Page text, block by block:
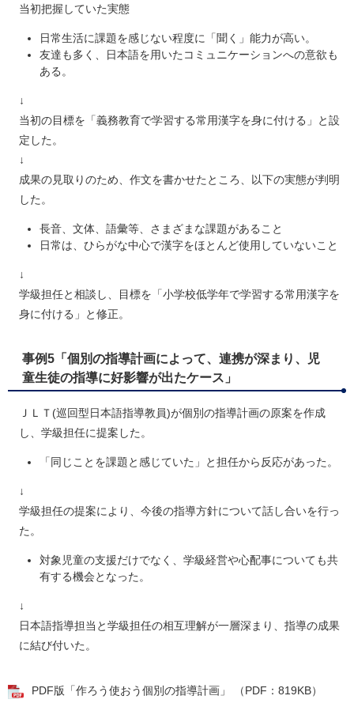
​当初把握していた実態
日常生活に課題を感じない程度に「聞く」能力が高い。
友達も多く、日本語を用いたコミュニケーションへの意欲も
ある。
↓
当初の目標を「義務教育で学習する常用漢字を身に付ける」と設
定した。
↓
成果の見取りのため、作文を書かせたところ、以下の実態が判明
した。
長音、文体、語彙等、さまざまな課題があること
日常は、ひらがな中心で漢字をほとんど使用していないこと
↓
学級担任と相談し、目標を「小学校低学年で学習する常用漢字を
身に付ける」と修正。
事例5「個別の指導計画によって、連携が深まり、児
童生徒の指導に好影響が出たケース」
​ＪＬＴ(巡回型日本語指導教員)が個別の指導計画の原案を作成
し、学級担任に提案した。
「同じことを課題と感じていた」と担任から反応があった。
↓
学級担任の提案により、今後の指導方針について話し合いを行っ
た。
対象児童の支援だけでなく、学級経営や心配事についても共
有する機会となった。
↓
日本語指導担当と学級担任の相互理解が一層深まり、指導の成果
に結び付いた。​
PDF版「作ろう使おう個別の指導計画」 （PDF：819KB）